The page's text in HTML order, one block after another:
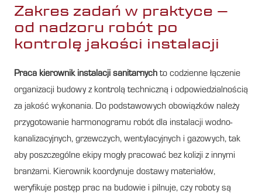
Zakres zadań w praktyce –
od nadzoru robót po
kontrolę jakości instalacji
Praca kierownik instalacji sanitarnych to codzienne łączenie
organizacji budowy z kontrolą techniczną i odpowiedzialnością
za jakość wykonania. Do podstawowych obowiązków należy
przygotowanie harmonogramu robót dla instalacji wodno-
kanalizacyjnych, grzewczych, wentylacyjnych i gazowych, tak
aby poszczególne ekipy mogły pracować bez kolizji z innymi
branżami. Kierownik koordynuje dostawy materiałów,
weryfikuje postęp prac na budowie i pilnuje, czy roboty są